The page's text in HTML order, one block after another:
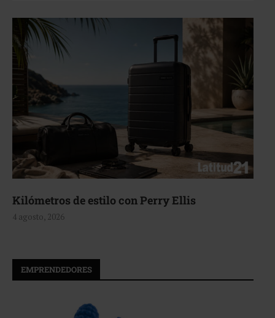
Aerie, texturas que fluyen
4 agosto, 2026
EMPRENDEDORES